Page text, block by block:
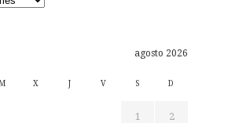
agosto 2026
X J V S D
1 2